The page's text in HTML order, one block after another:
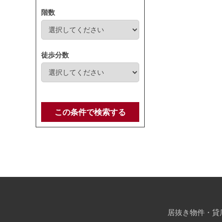
階数
徒歩分数
この条件で検索する
居抜き物件・貸